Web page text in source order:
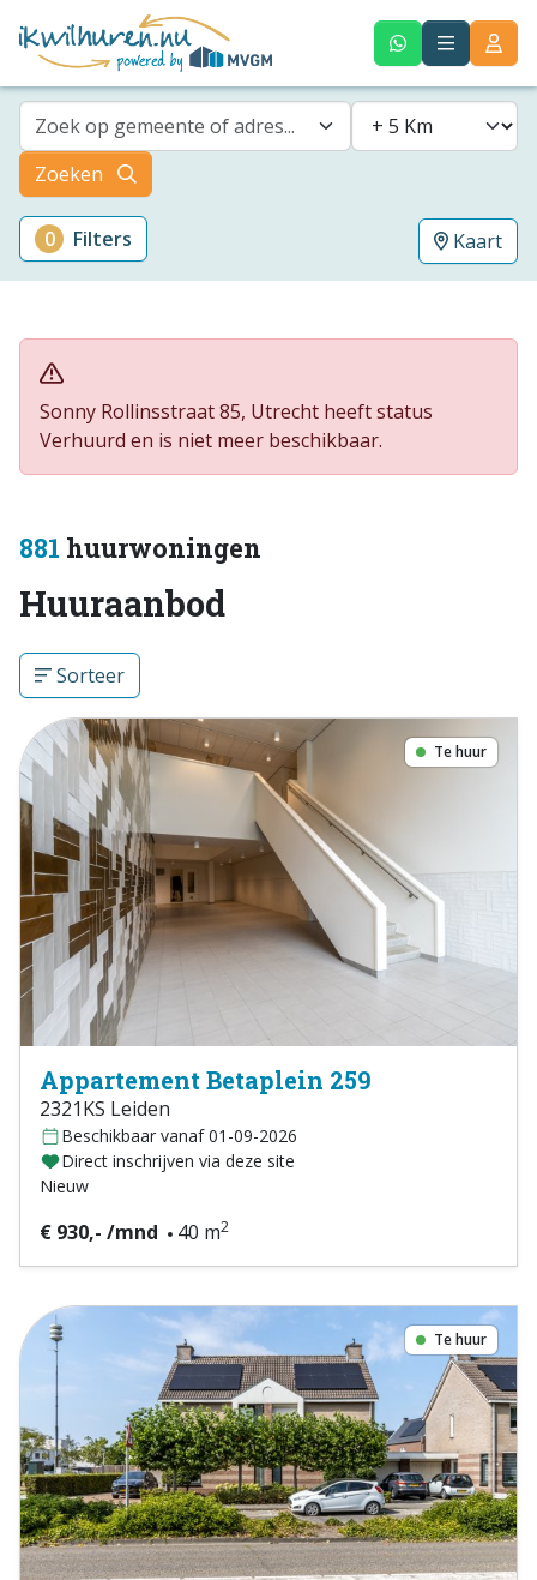
Zoek op gemeente of adres...
Zoeken
0 Filters Kaart
Sonny Rollinsstraat 85, Utrecht heeft status
Verhuurd en is niet meer beschikbaar.
881 huurwoningen
Huuraanbod
Sorteer
Te huur
Appartement Betaplein 259
2321KS Leiden
Beschikbaar vanaf 01-09-2026
Direct inschrijven via deze site
Nieuw
€ 930,- /mnd 40 m2
Te huur